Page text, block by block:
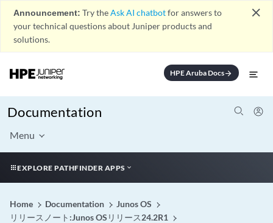
Announcement: Try theAsk AI chatbotfor answers to
your technical questions about Juniper products and
solutions.
close
HPE Aruba Docsarrow_forward
Documentation
Menu
EXPLORE PATHFINDER APPS
Home Documentation
Junos OS
リリースノート:Junos OSリリース24.2R1